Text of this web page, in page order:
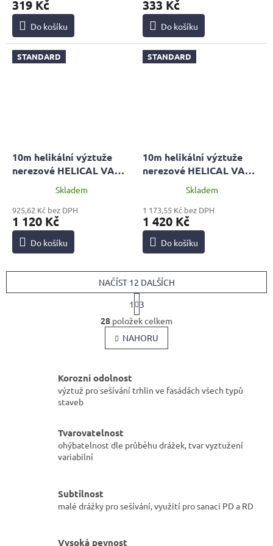
319 Kč
Do košíku
333 Kč
Do košíku
STANDARD
10m helikální výztuže
nerezové HELICAL VAH
D6mm | STANDARD
Skladem
925,62 Kč bez DPH
1 120 Kč
Do košíku
STANDARD
10m helikální výztuže
nerezové HELICAL VAH
D8mm | STANDARD
Skladem
1 173,55 Kč bez DPH
1 420 Kč
Do košíku
O
v
l
á
c
í
k
s
NAČÍST 12 DALŠÍCH
S
t
r
á
n
k
n
1
3
28 položek celkem
NAHORU
Korozní odolnost
výztuž pro sešívání trhlin ve fasádách všech typů
staveb
Tvarovatelnost
ohýbatelnost dle průběhu drážek, tvar vyztužení
variabilní
Subtilnost
malé drážky pro sešívání, využití pro sanaci PD a RD
Vysoká pevnost